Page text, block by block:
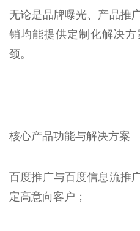
无论是品牌曝光、产品推
销均能提供定制化解决
颈。
核心产品功能与解决方案
百度推广与百度信息流推
定高意向客户；